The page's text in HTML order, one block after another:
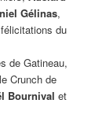
Gélinas,
du
de Gatineau,
Crunch de
Bournival et